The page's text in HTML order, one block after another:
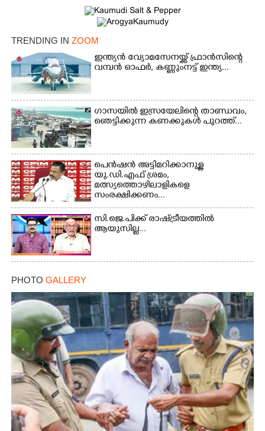
TRENDING IN ZOOM
ഇന്ത്യൻ വ്യോമസേനയ്ക്ക് ഫ്രാൻസിന്റെ
വമ്പൻ ഓഫർ, കണ്ണുംനട്ട് ഇന്ത്യ...
ഗാസയിൽ ഇസ്രയേലിന്റെ താണ്ഡവം,
ഞെട്ടിക്കുന്ന കണക്കുകൾ പുറത്ത്...
പെൻഷൻ അട്ടിമറിക്കാനുള്ള
യു.ഡി.എഫ് ശ്രമം,
മത്സ്യത്തൊഴിലാളികളെ
സംരക്ഷിക്കണം...
സി.ജെ.പിക്ക് രാഷ്ട്രീയത്തിൽ
ആയുസില്ല...
PHOTO GALLERY
Copy Link